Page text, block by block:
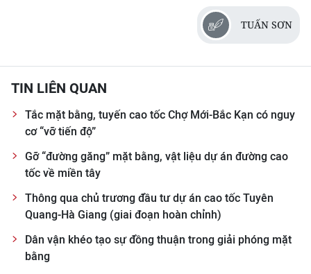
TUẤN SƠN
TIN LIÊN QUAN
Tắc mặt bằng, tuyến cao tốc Chợ Mới-Bắc Kạn có nguy
cơ “vỡ tiến độ”
Gỡ “đường găng” mặt bằng, vật liệu dự án đường cao
tốc về miền tây
Thông qua chủ trương đầu tư dự án cao tốc Tuyên
Quang-Hà Giang (giai đoạn hoàn chỉnh)
Dân vận khéo tạo sự đồng thuận trong giải phóng mặt
bằng